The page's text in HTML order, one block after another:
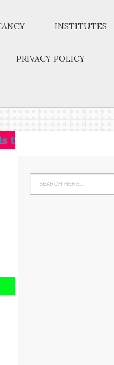
INSTITUTES
PRIVACY POLICY